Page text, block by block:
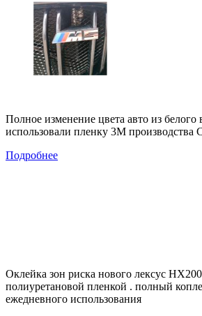
Полное изменение цвета авто из белого
использовали пленку 3М
Подробнее
Оклейка зон риска нового лексус
полиуретановой пленкой . полный
ежедневного использования